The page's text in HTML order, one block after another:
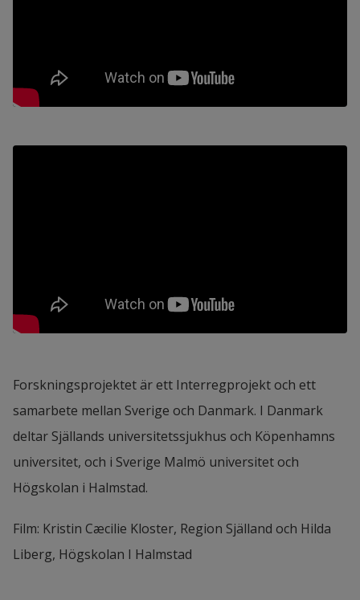
Forskningsprojektet är ett Interregprojekt och ett
samarbete mellan Sverige och Danmark. I Danmark
deltar Själlands universitetssjukhus och Köpenhamns
universitet, och i Sverige Malmö universitet och
Högskolan i Halmstad.
Film: Kristin Cæcilie Kloster, Region Själland och Hilda
Liberg, Högskolan I Halmstad